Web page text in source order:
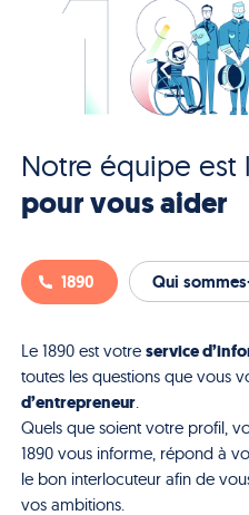
Notre équipe est
pour vous aider
1890 Qui
Le 1890 est votre service
toutes les questions que vous
d’entrepreneur.
Quels que soient votre profil,
1890 vous informe, répond à
le bon interlocuteur afin de
vos ambitions.